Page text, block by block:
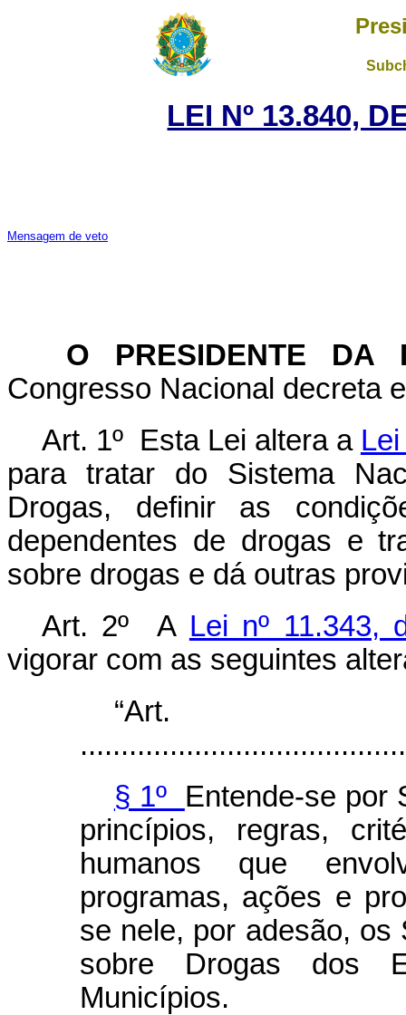
LEI Nº 13.840,
Mensagem de veto
O PRESIDENTE DA
Congresso Nacional decreta
Art. 1º Esta Lei altera a
para tratar do Sistema
Drogas, definir as
dependentes de drogas e
sobre drogas e dá outras
Art. 2º A Lei nº 11.343,
vigorar com as seguintes
§ 1º Entende-se por
princípios, regras,
humanos que
programas, ações e
se nele, por adesão,
sobre Drogas dos
Municípios.